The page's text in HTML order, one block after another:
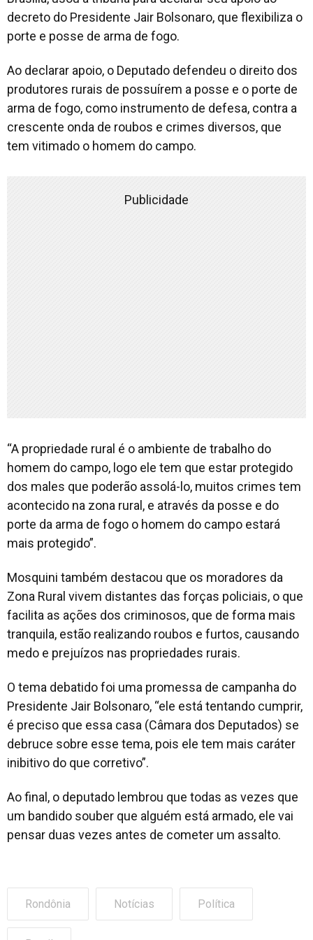
decreto do Presidente Jair Bolsonaro, que flexibiliza o
porte e posse de arma de fogo.
Ao declarar apoio, o Deputado defendeu o direito dos
produtores rurais de possuírem a posse e o porte de
arma de fogo, como instrumento de defesa, contra a
crescente onda de roubos e crimes diversos, que
tem vitimado o homem do campo.
Publicidade
“A propriedade rural é o ambiente de trabalho do
homem do campo, logo ele tem que estar protegido
dos males que poderão assolá-lo, muitos crimes tem
acontecido na zona rural, e através da posse e do
porte da arma de fogo o homem do campo estará
mais protegido”.
Mosquini também destacou que os moradores da
Zona Rural vivem distantes das forças policiais, o que
facilita as ações dos criminosos, que de forma mais
tranquila, estão realizando roubos e furtos, causando
medo e prejuízos nas propriedades rurais.
O tema debatido foi uma promessa de campanha do
Presidente Jair Bolsonaro, “ele está tentando cumprir,
é preciso que essa casa (Câmara dos Deputados) se
debruce sobre esse tema, pois ele tem mais caráter
inibitivo do que corretivo”.
Ao final, o deputado lembrou que todas as vezes que
um bandido souber que alguém está armado, ele vai
pensar duas vezes antes de cometer um assalto.
Rondônia Notícias Política